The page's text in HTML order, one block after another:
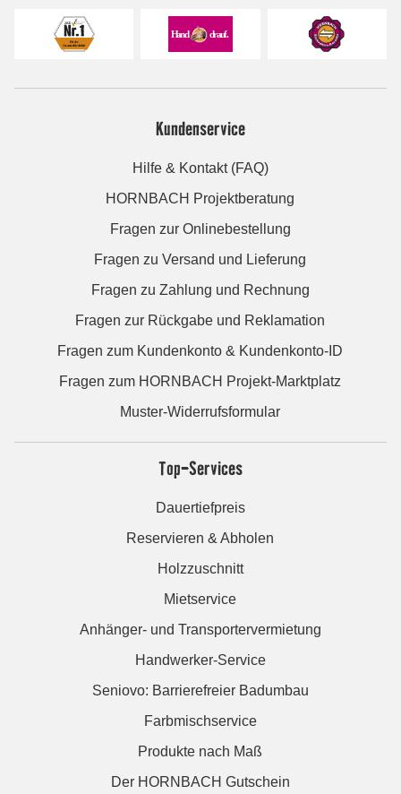
Kundenservice
Hilfe & Kontakt (FAQ)
HORNBACH Projektberatung
Fragen zur Onlinebestellung
Fragen zu Versand und Lieferung
Fragen zu Zahlung und Rechnung
Fragen zur Rückgabe und Reklamation
Fragen zum Kundenkonto & Kundenkonto-ID
Fragen zum HORNBACH Projekt-Marktplatz
Muster-Widerrufsformular
Top-Services
Dauertiefpreis
Reservieren & Abholen
Holzzuschnitt
Mietservice
Anhänger- und Transportervermietung
Handwerker-Service
Seniovo: Barrierefreier Badumbau
Farbmischservice
Produkte nach Maß
Der HORNBACH Gutschein